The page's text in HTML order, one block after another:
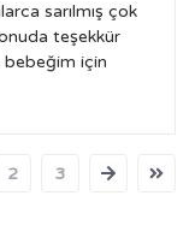
sarılmış çok
teşekkür
için
2 3